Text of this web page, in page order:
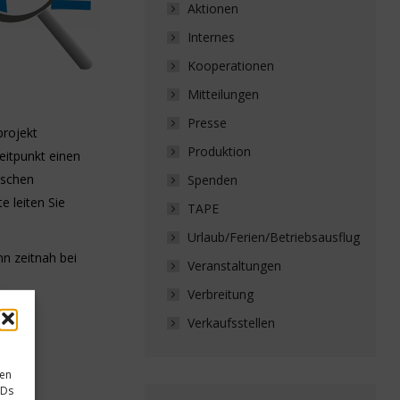
einen
leiten Sie
zeitnah bei
Aktionen
Internes
Kooperationen
Mitteilungen
Presse
Produktion
Spenden
TAPE
Urlaub/Ferien/Betriebsausflug
Veranstaltungen
Verbreitung
Verkaufsstellen